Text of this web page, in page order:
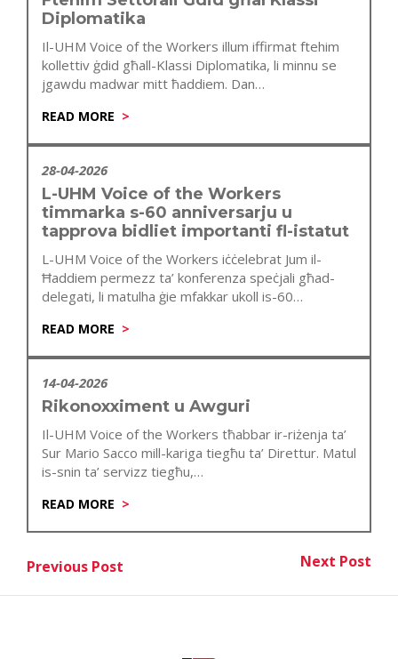
Diplomatika
Il-UHM Voice of the Workers illum iffirmat ftehim
kollettiv ġdid għall-Klassi Diplomatika, li minnu se
jgawdu madwar mitt ħaddiem. Dan…
READ MORE
28-04-2026
L-UHM Voice of the Workers
timmarka s-60 anniversarju u
tapprova bidliet importanti fl-istatut
L-UHM Voice of the Workers iċċelebrat Jum il-
Ħaddiem permezz ta’ konferenza speċjali għad-
delegati, li matulha ġie mfakkar ukoll is-60
READ MORE
14-04-2026
Rikonoxximent u Awguri
Il-UHM Voice of the Workers tħabbar ir-riżenja ta’
Sur Mario Sacco mill-kariga tiegħu ta’ Direttur. Matul
is-snin ta’ servizz tiegħu,…
READ MORE
Post
navigation
Previous Post
Previous Post Next Post